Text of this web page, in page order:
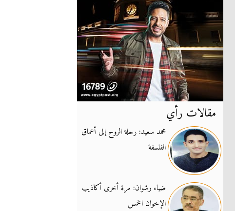
مقالات رأي
محمد سعيد: رحلة الروح إلى أعماق
الفلسفة
ضياء رشوان: مرة أخرى أكاذيب
الإخوان الخمس